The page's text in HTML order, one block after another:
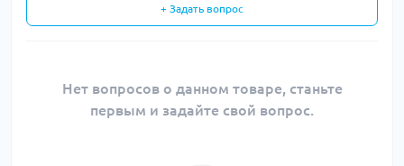
+ Задать вопрос
Нет вопросов о данном товаре, станьте
первым и задайте свой вопрос.